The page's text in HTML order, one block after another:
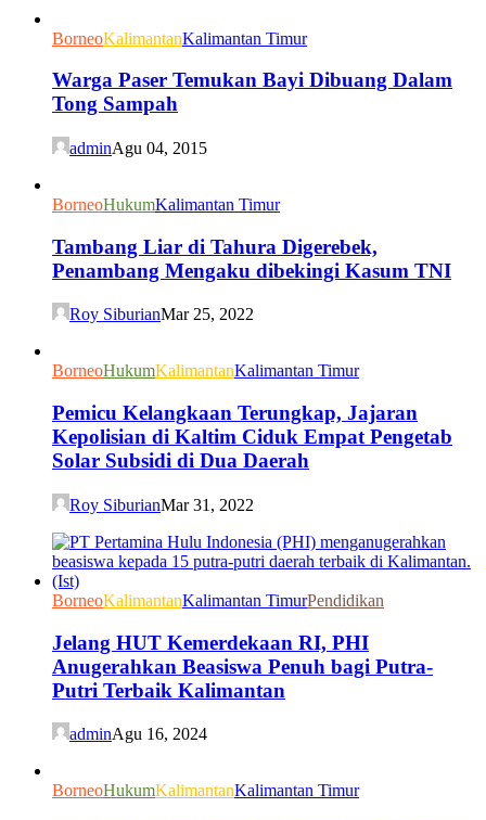
BorneoKalimantanKalimantan Timur
Warga Paser Temukan Bayi Dibuang Dalam
Tong Sampah
adminAgu 04, 2015
BorneoHukumKalimantan Timur
Tambang Liar di Tahura Digerebek,
Penambang Mengaku dibekingi Kasum TNI
Roy SiburianMar 25, 2022
BorneoHukumKalimantanKalimantan Timur
Pemicu Kelangkaan Terungkap, Jajaran
Kepolisian di Kaltim Ciduk Empat Pengetab
Solar Subsidi di Dua Daerah
Roy SiburianMar 31, 2022
BorneoKalimantanKalimantan TimurPendidikan
Jelang HUT Kemerdekaan RI, PHI
Anugerahkan Beasiswa Penuh bagi Putra-
Putri Terbaik Kalimantan
adminAgu 16, 2024
BorneoHukumKalimantanKalimantan Timur